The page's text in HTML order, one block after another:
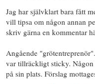
Jag har självklart bara fått
vill tipsa om någon annan
skriv gärna en kommentar
Angående
var tillräckligt sticky.
på sin plats. Förslag